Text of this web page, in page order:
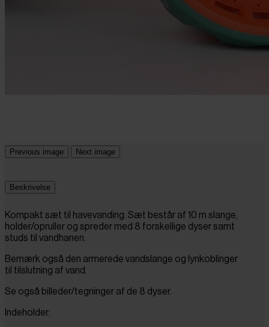
Previous image Next image
Beskrivelse
Kompakt sæt til havevanding. Sæt består af 10 m slange,
holder/opruller og spreder med 8 forskellige dyser samt
studs til vandhanen.
Bemærk også den armerede vandslange og lynkoblinger
til tilslutning af vand.
Se også billeder/tegninger af de 8 dyser.
Indeholder: